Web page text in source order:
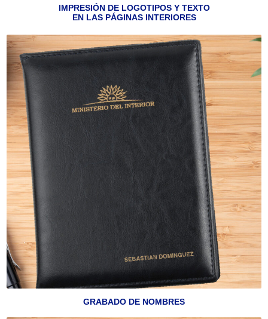
IMPRESIÓN DE LOGOTIPOS Y TEXTO
EN LAS PÁGINAS INTERIORES
GRABADO DE NOMBRES